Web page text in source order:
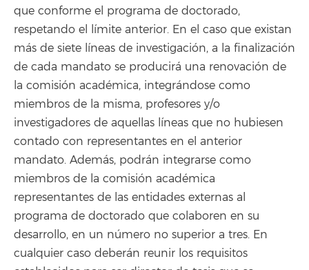
que conforme el programa de doctorado,
respetando el límite anterior. En el caso que existan
más de siete líneas de investigación, a la finalización
de cada mandato se producirá una renovación de
la comisión académica, integrándose como
miembros de la misma, profesores y/o
investigadores de aquellas líneas que no hubiesen
contado con representantes en el anterior
mandato. Además, podrán integrarse como
miembros de la comisión académica
representantes de las entidades externas al
programa de doctorado que colaboren en su
desarrollo, en un número no superior a tres. En
cualquier caso deberán reunir los requisitos